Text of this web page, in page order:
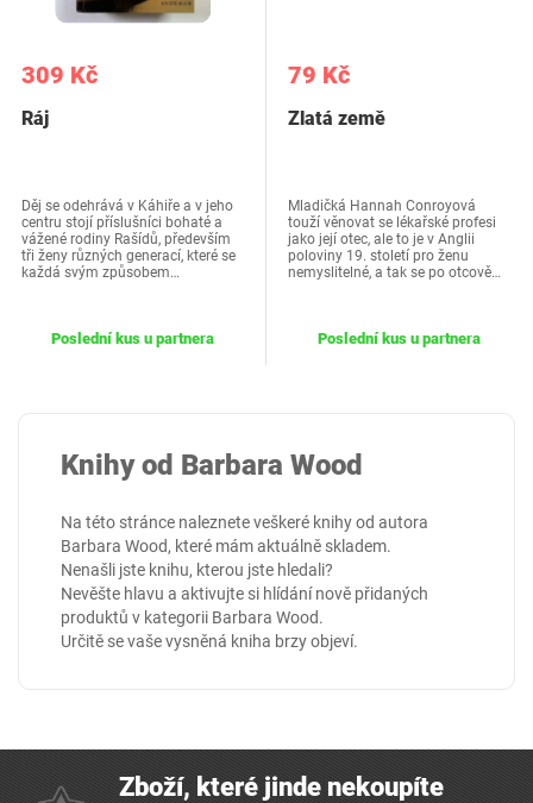
309 Kč
Ráj
Děj se odehrává v Káhiře a v jeho
centru stojí příslušníci bohaté a
vážené rodiny Rašídů, především
tři ženy různých generací, které se
každá svým způsobem…
Poslední kus u partnera
79 Kč
Zlatá země
Mladičká Hannah Conroyová
touží věnovat se lékařské profesi
jako její otec, ale to je v Anglii
poloviny 19. století pro ženu
nemyslitelné, a tak se po otcově…
Poslední kus u partnera
Knihy od Barbara Wood
Na této stránce naleznete veškeré knihy od autora
Barbara Wood, které mám aktuálně skladem.
Nenašli jste knihu, kterou jste hledali?
Nevěšte hlavu a aktivujte si hlídání nově přidaných
produktů v kategorii Barbara Wood.
Určitě se vaše vysněná kniha brzy objeví.
Zboží, které jinde nekoupíte